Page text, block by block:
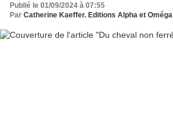
Publié le 01/09/2024 à 07:55
Par Catherine Kaeffer. Editions Alpha et Oméga